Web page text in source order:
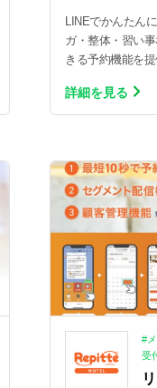
LINEでかんたん
ガ・整体・習い
きる予約機能を
詳細を見る
#
受